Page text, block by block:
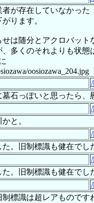
が存在していなかっ
ります。
は随分とアクロバッ
多くのそれよりも状
oosiozawa_204.jpg
石っぽいと思ったら
と。
。旧制標識も健在でし
。旧制標識も健在でし
標識は超レアもので